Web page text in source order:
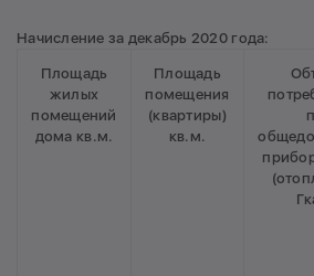
Начисление за декабрь 2020 года:
Площадь
жилых
помещений
дома кв.м.
Площадь
помещения
(квартиры)
кв.м.